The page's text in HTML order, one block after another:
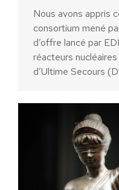
Nous avons appris
consortium mené
d’offre lancé par
réacteurs
d’Ultime Secours